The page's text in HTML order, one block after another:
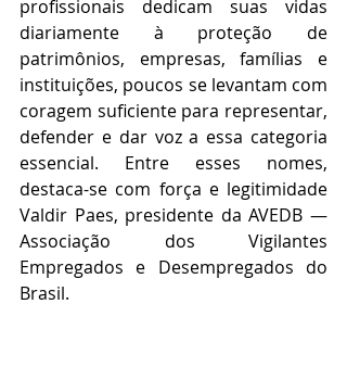
profissionais dedicam suas vidas
diariamente à proteção de
patrimônios, empresas, famílias e
instituições, poucos se levantam com
coragem suficiente para representar,
defender e dar voz a essa categoria
essencial. Entre esses nomes,
destaca-se com força e legitimidade
Valdir Paes, presidente da AVEDB —
Associação dos Vigilantes
Empregados e Desempregados do
Brasil.